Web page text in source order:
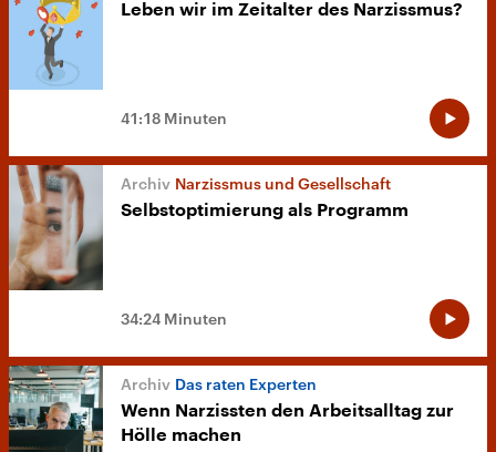
Leben wir im Zeitalter des Narzissmus?
41:18 Minuten
Narzissmus und Gesellschaft
Selbstoptimierung als Programm
34:24 Minuten
Das raten Experten
Wenn Narzissten den Arbeitsalltag zur
Hölle machen